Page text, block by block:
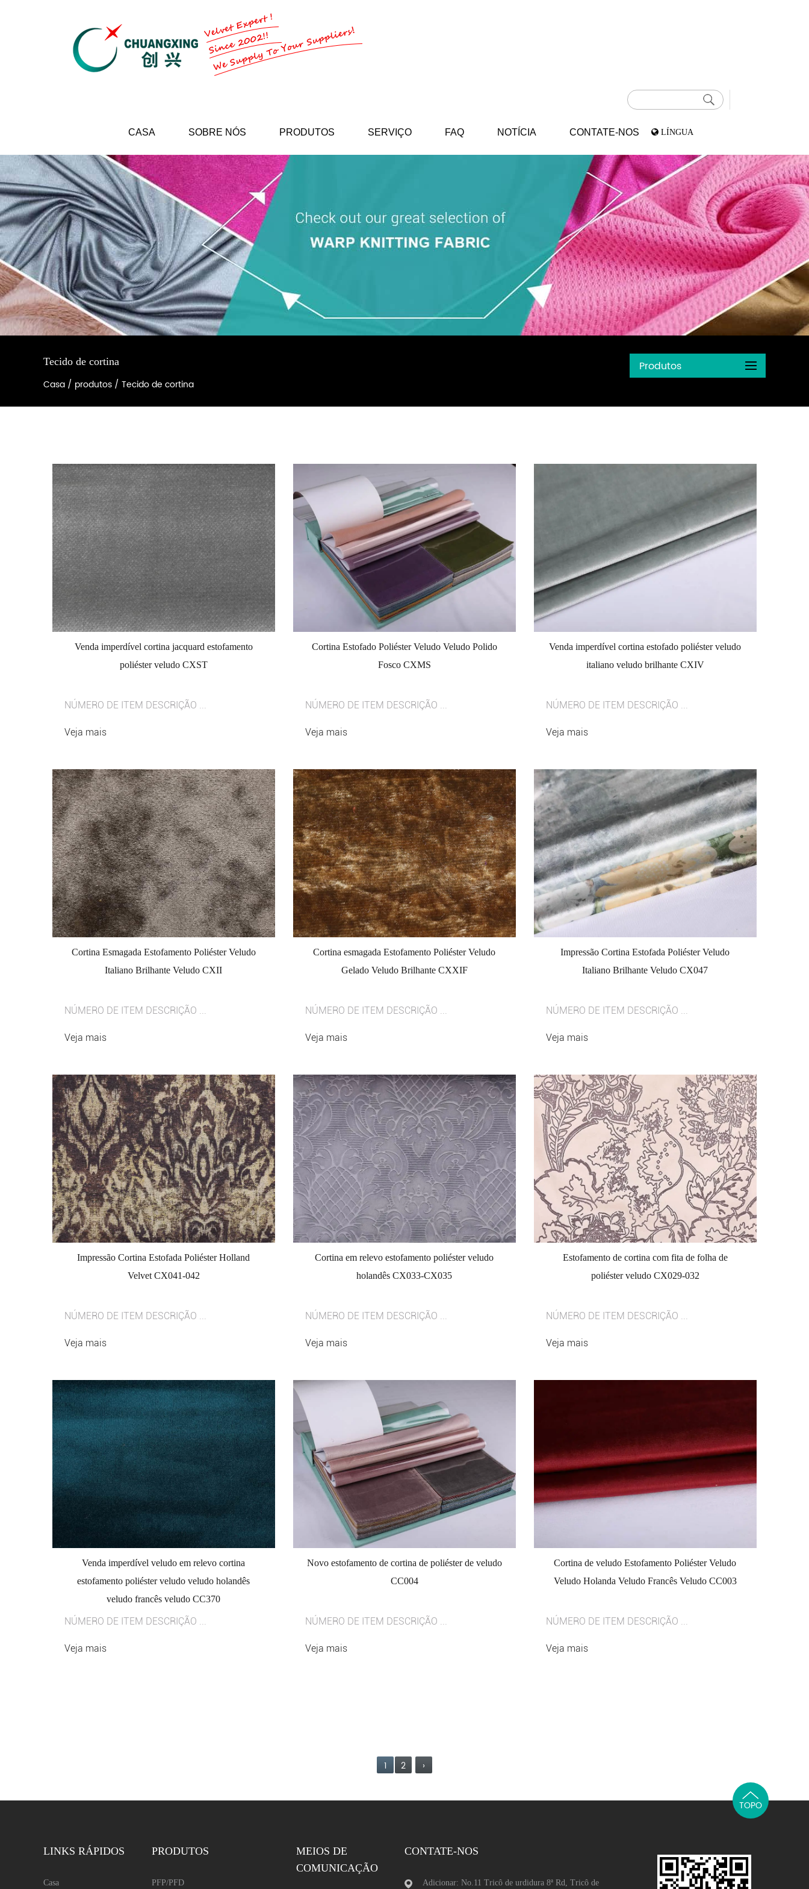
CASA SOBRE NÓS PRODUTOS SERVIÇO FAQ NOTÍCIA CONTATE-NOS LÍNGUA
Tecido de cortina
Casa / produtos / Tecido de cortina
Produtos
Venda imperdível cortina jacquard estofamento
poliéster veludo CXST
NÚMERO DE ITEM DESCRIÇÃO ...
Veja mais
Cortina Estofado Poliéster Veludo Veludo Polido
Fosco CXMS
NÚMERO DE ITEM DESCRIÇÃO ...
Veja mais
Venda imperdível cortina estofado poliéster veludo
italiano veludo brilhante CXIV
NÚMERO DE ITEM DESCRIÇÃO ...
Veja mais
Cortina Esmagada Estofamento Poliéster Veludo
Italiano Brilhante Veludo CXII
NÚMERO DE ITEM DESCRIÇÃO ...
Veja mais
Cortina esmagada Estofamento Poliéster Veludo
Gelado Veludo Brilhante CXXIF
NÚMERO DE ITEM DESCRIÇÃO ...
Veja mais
Impressão Cortina Estofada Poliéster Veludo
Italiano Brilhante Veludo CX047
NÚMERO DE ITEM DESCRIÇÃO ...
Veja mais
Impressão Cortina Estofada Poliéster Holland
Velvet CX041-042
NÚMERO DE ITEM DESCRIÇÃO ...
Veja mais
Cortina em relevo estofamento poliéster veludo
holandês CX033-CX035
NÚMERO DE ITEM DESCRIÇÃO ...
Veja mais
Estofamento de cortina com fita de folha de
poliéster veludo CX029-032
NÚMERO DE ITEM DESCRIÇÃO ...
Veja mais
Venda imperdível veludo em relevo cortina
estofamento poliéster veludo veludo holandês
veludo francês veludo CC370
NÚMERO DE ITEM DESCRIÇÃO ...
Veja mais
Novo estofamento de cortina de poliéster de veludo
CC004
NÚMERO DE ITEM DESCRIÇÃO ...
Veja mais
Cortina de veludo Estofamento Poliéster Veludo
Veludo Holanda Veludo Francês Veludo CC003
NÚMERO DE ITEM DESCRIÇÃO ...
Veja mais
1 2 ›
LINKS RÁPIDOS
Casa
PRODUTOS
PFP/PFD
MEIOS DE
COMUNICAÇÃO
CONTATE-NOS
Adicionar: No.11 Tricô de urdidura 8ª Rd, Tricô de
TOPO